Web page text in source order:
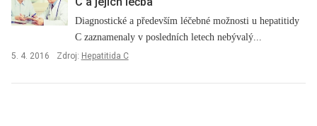
Diagnostické a především léčebné možnosti u hepatitidy
C zaznamenaly v posledních letech nebývalý...
5. 4. 2016 Zdroj: Hepatitida C